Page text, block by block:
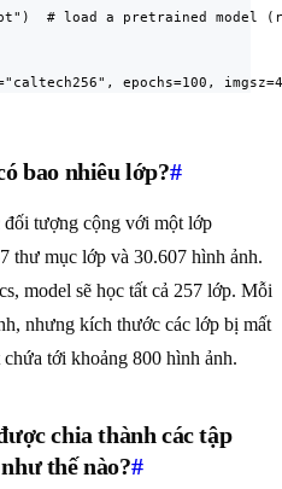
# load a pretrained model
epochs=100,
bao nhiêu lớp?#
đối tượng cộng với một lớp
thư mục lớp và 30.607 hình ảnh.
model sẽ học tất cả 257 lớp. Mỗi
nhưng kích thước các lớp bị mất
tới khoảng 800 hình ảnh.
chia thành các tập
thế nào?#